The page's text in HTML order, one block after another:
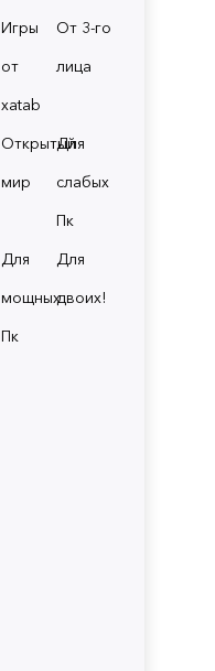
Игры
от
xatab
От 3-го
лица
Открытый
мир
Для
слабых
Пк
Для
мощных
Пк
Для
двоих!